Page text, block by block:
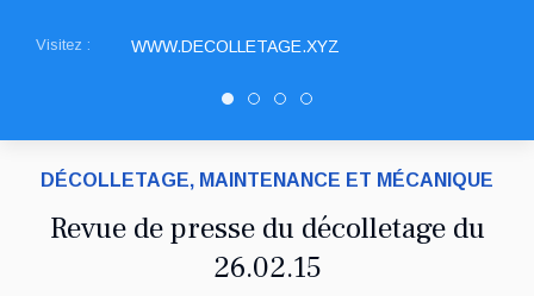
Visitez : WWW.DECOLLETAGE.XYZ
Decolletage.xyz
SNED DECOLLETAGE
PATUREL DECOLLETAGE
DÉCOLLETAGE, MAINTENANCE ET MÉCANIQUE
Revue de presse du décolletage du
26.02.15